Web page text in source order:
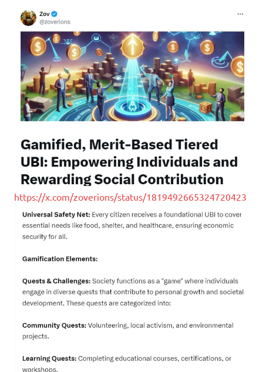
https://x.com/zoverions/status/1819492665324720423